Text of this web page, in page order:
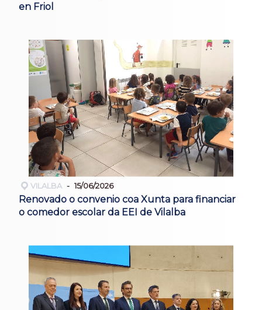
en Friol
VILALBA 15/06/2026
Renovado o convenio coa Xunta para financiar
o comedor escolar da EEI de Vilalba